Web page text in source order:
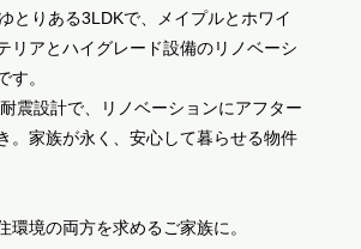
とりある3LDKで、メイプルとホワイ
リアとハイグレード設備のリノベーシ
す。
震設計で、リノベーションにアフター
。家族が永く、安心して暮らせる物件
環境の両方を求めるご家族に。